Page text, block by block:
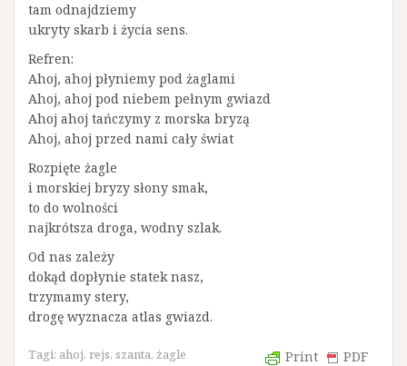
tam odnajdziemy
ukryty skarb i życia sens.
Refren:
Ahoj, ahoj płyniemy pod żaglami
Ahoj, ahoj pod niebem pełnym gwiazd
Ahoj ahoj tańczymy z morska bryzą
Ahoj, ahoj przed nami cały świat
Rozpięte żagle
i morskiej bryzy słony smak,
to do wolności
najkrótsza droga, wodny szlak.
Od nas zależy
dokąd dopłynie statek nasz,
trzymamy stery,
drogę wyznacza atlas gwiazd.
Print PDF
Tagi: ahoj, rejs, szanta, żagle